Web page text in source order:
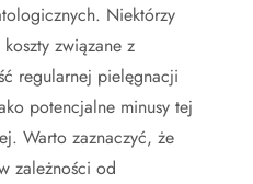
Niektórzy
związane z
regularnej pielęgnacji
potencjalne minusy tej
Warto zaznaczyć, że
zależności od